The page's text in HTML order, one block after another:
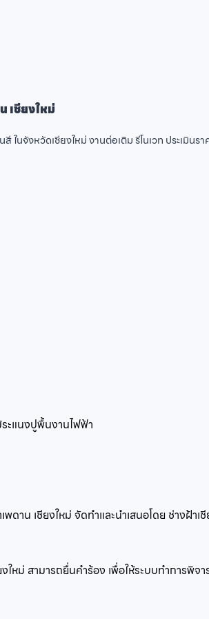
เชียงใหม่
ในจังหวัดเชียงใหม่ งานต่อเติม รีโนเวท ประเมินร
ระแนงปูพื้นงานไฟฟ้า
พดาน เชียงใหม่ จัดทำและนำเสนอโดย ช่างฝ้
ยงใหม่ สามารถยื่นคำร้อง เพื่อให้ระบบทำก